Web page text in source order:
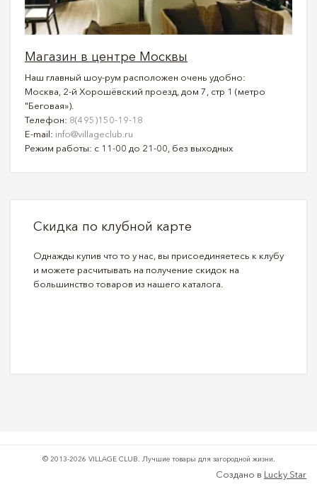
Магазин в центре Москвы
Наш главный шоу-рум расположен очень удобно:
Москва, 2-й Хорошёвский проезд, дом 7, стр 1 (метро
"Беговая»).
Телефон: 8(495)150-19-18
E-mail: info@villageclub.ru
Режим работы: с 11-00 до 21-00, без выходных
Скидка по клубной карте
Однажды купив что то у нас, вы присоединяетесь к клубу
и можете расчитывать на получение скидок на
большинство товаров из нашего каталога.
© 2013-2026 VILLAGE CLUB. Лучшие товары для загородной жизни.
Создано в Lucky Star